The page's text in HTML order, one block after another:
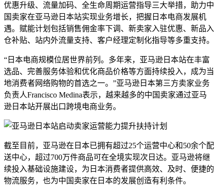
优惠升级、流量加码、全生命周期运营指导三大举措，助力中
国卖家在亚马逊日本站实现业务增长，把握日本电商发展机
遇。赋能计划包括销售佣金率下调、新卖家入驻优惠、新品入
仓补贴、站内外流量支持、客户经理定制化指导等多重支持。
“日本电商规模位居世界前列。多年来，亚马逊日本站在丰富
选品、完善服务体验和优化商品价格等方面持续投入，成为当
地消费者网络购物的首选之一。”亚马逊日本第三方卖家业务
负责人Francisco Medina表示，越来越多的中国卖家通过亚马
逊日本站开展出口跨境电商业务。
截至目前，亚马逊在日本已拥有超过25个运营中心和50余个配
送中心，超过700万件商品可在全境实现次日达。亚马逊将继
续投入基础设施建设，为日本消费者提供高效、及时、便捷的
物流服务，也为中国卖家在日本的发展创造有利条件。